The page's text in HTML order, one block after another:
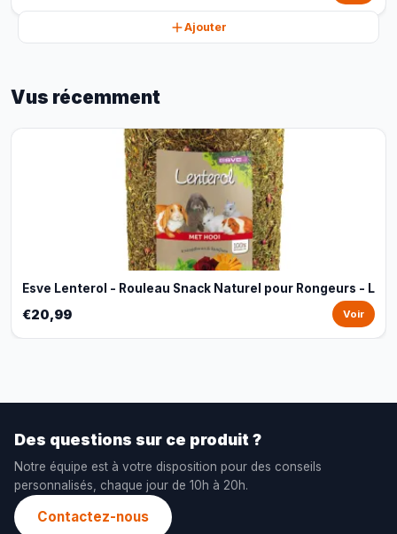
Ajouter
Vus récemment
Esve Lenterol - Rouleau Snack Naturel pour Rongeurs - L
€20,99 Voir
Des questions sur ce produit ?
Notre équipe est à votre disposition pour des conseils
personnalisés, chaque jour de 10h à 20h.
Contactez-nous